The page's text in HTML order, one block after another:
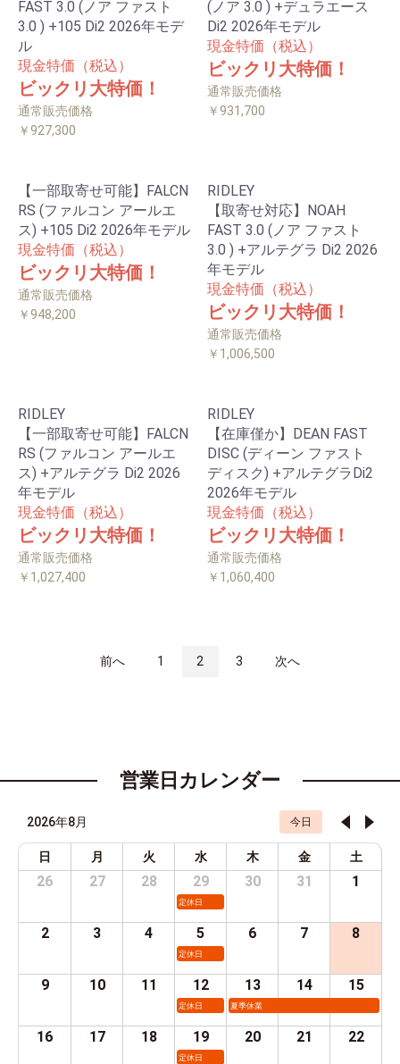
FAST 3.0 (ノア ファスト
3.0 ) +105 Di2 2026年モデ
ル
現金特価（税込）
ビックリ大特価！
通常販売価格
￥927,300
(ノア 3.0 ) +デュラエース
Di2 2026年モデル
現金特価（税込）
ビックリ大特価！
通常販売価格
￥931,700
【一部取寄せ可能】FALCN
RS (ファルコン アールエ
ス) +105 Di2 2026年モデル
現金特価（税込）
ビックリ大特価！
通常販売価格
￥948,200
RIDLEY
【取寄せ対応】NOAH
FAST 3.0 (ノア ファスト
3.0 ) +アルテグラ Di2 2026
年モデル
現金特価（税込）
ビックリ大特価！
通常販売価格
￥1,006,500
RIDLEY
【一部取寄せ可能】FALCN
RS (ファルコン アールエ
ス) +アルテグラ Di2 2026
年モデル
現金特価（税込）
ビックリ大特価！
通常販売価格
￥1,027,400
RIDLEY
【在庫僅か】DEAN FAST
DISC (ディーン ファスト
ディスク) +アルテグラDi2
2026年モデル
現金特価（税込）
ビックリ大特価！
通常販売価格
￥1,060,400
前へ 1 2 3 次へ
営業日カレンダー
2026年8月 今日
日 月 火 水 木 金 土
26 27 28 29
定休日
30 31 1
2 3 4 5
定休日
6 7 8
9 10 11 12
定休日
13
夏季休業
14 15
16 17 18 19
定休日
20 21 22